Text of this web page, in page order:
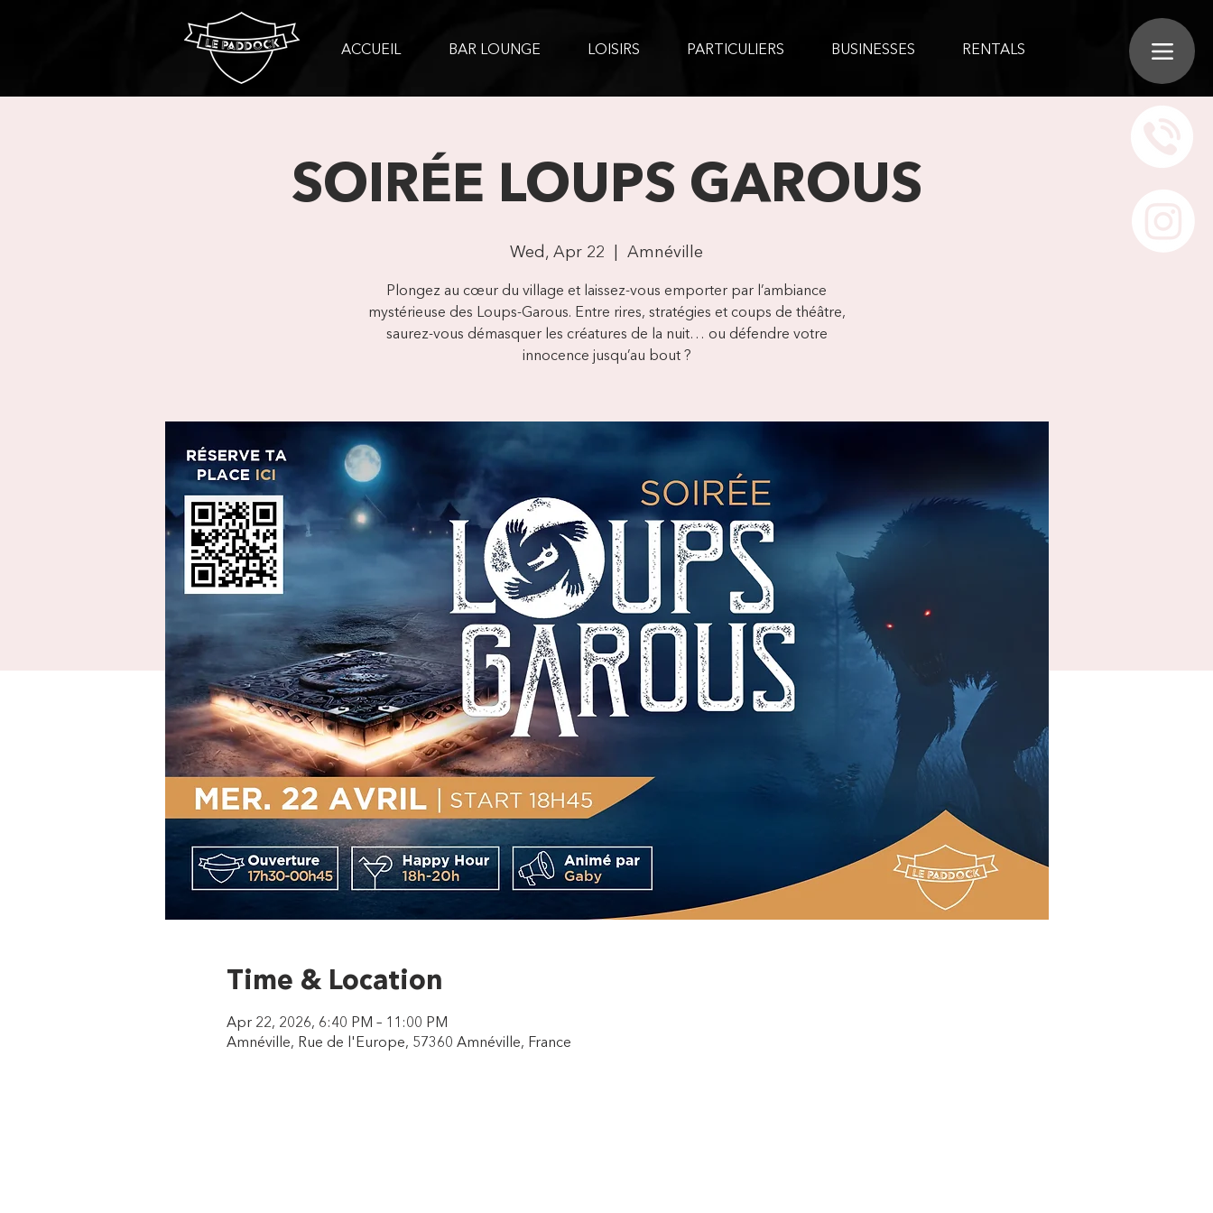
ACCUEIL BAR LOUNGE LOISIRS PARTICULIERS BUSINESSES RENTALS
SOIRÉE LOUPS GAROUS
Wed, Apr 22 Amnéville
Plongez au cœur du village et laissez-vous emporter par l’ambiance
mystérieuse des Loups-Garous. Entre rires, stratégies et coups de théâtre,
saurez-vous démasquer les créatures de la nuit… ou défendre votre
innocence jusqu’au bout ?
Time & Location
Apr 22, 2026, 6:40 PM – 11:00 PM
Amnéville, Rue de l'Europe, 57360 Amnéville, France